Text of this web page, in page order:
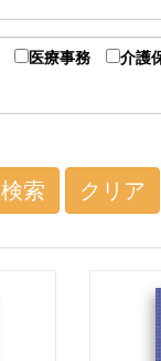
医療事務 介護
検索 クリア